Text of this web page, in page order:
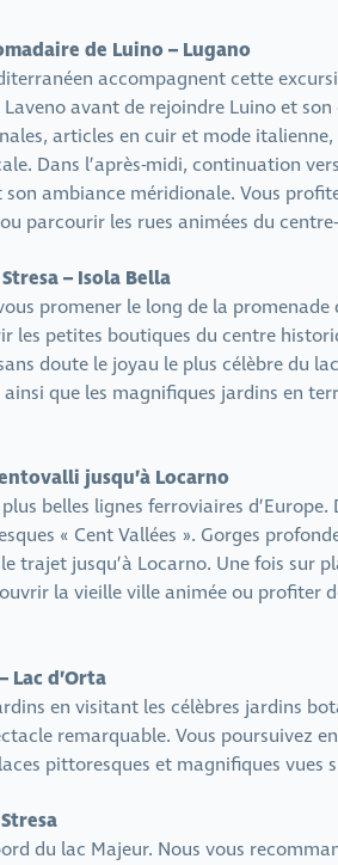
de Luino – Lugano
accompagnent cette
avant de rejoindre Luino et
articles en cuir et mode italienne,
Dans l’après-midi, continuation
ambiance méridionale. Vous
parcourir les rues animées du
– Isola Bella
promener le long de la promenade
les petites boutiques du centre
doute le joyau le plus célèbre du
que les magnifiques jardins en
jusqu’à Locarno
belles lignes ferroviaires
« Cent Vallées ». Gorges
trajet jusqu’à Locarno. Une fois sur
la vieille ville animée ou profiter
Lac d’Orta
en visitant les célèbres jardins
remarquable. Vous poursuivez
pittoresques et magnifiques
du lac Majeur. Nous vous